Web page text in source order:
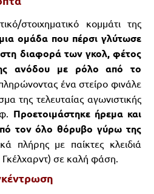
στοιχηματικό κομμάτι της
ομάδα που πέρσι γλύτωσε
διαφορά των γκολ, φέτος
ανόδου με ρόλο από το
ένα στείρο φινάλε
της τελευταίας αγωνιστικής
Προετοιμάστηκε ήρεμα και
τον όλο θόρυβο γύρω της
πλήρης με παίκτες κλειδιά
σε καλή φάση.